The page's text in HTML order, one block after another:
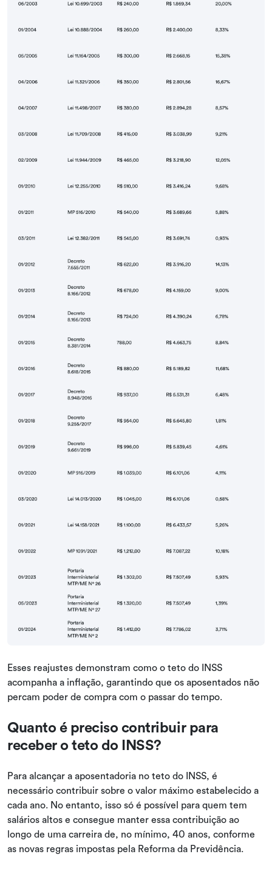
Esses reajustes demonstram como o teto do INSS
acompanha a inflação, garantindo que os aposentados não
percam poder de compra com o passar do tempo.
Quanto é preciso contribuir para
receber o teto do INSS?
Para alcançar a aposentadoria no teto do INSS, é
necessário contribuir sobre o valor máximo estabelecido a
cada ano. No entanto, isso só é possível para quem tem
salários altos e consegue manter essa contribuição ao
longo de uma carreira de, no mínimo, 40 anos, conforme
as novas regras impostas pela Reforma da Previdência.